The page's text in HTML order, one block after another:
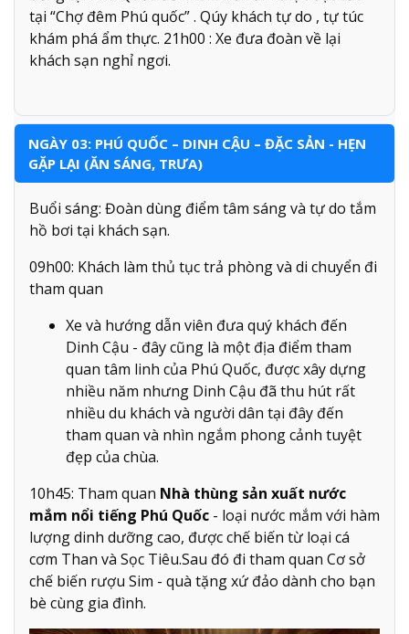
tại “Chợ đêm Phú quốc” . Qúy khách tự do , tự túc
khám phá ẩm thực. 21h00 : Xe đưa đoàn về lại
khách sạn nghỉ ngơi.
NGÀY 03: PHÚ QUỐC – DINH CẬU – ĐẶC SẢN - HẸN
GẶP LẠI (ĂN SÁNG, TRƯA)
Buổi sáng: Đoàn dùng điểm tâm sáng và tự do tắm
hồ bơi tại khách sạn.
09h00: Khách làm thủ tục trả phòng và di chuyển đi
tham quan
Xe và hướng dẫn viên đưa quý khách đến
Dinh Cậu - đây cũng là một địa điểm tham
quan tâm linh của Phú Quốc, được xây dựng
nhiều năm nhưng Dinh Cậu đã thu hút rất
nhiều du khách và người dân tại đây đến
tham quan và nhìn ngắm phong cảnh tuyệt
đẹp của chùa.
10h45: Tham quan Nhà thùng sản xuất nước
mắm nổi tiếng Phú Quốc - loại nước mắm với hàm
lượng dinh dưỡng cao, được chế biến từ loại cá
cơm Than và Sọc Tiêu.Sau đó đi tham quan Cơ sở
chế biến rượu Sim - quà tặng xứ đảo dành cho bạn
bè cùng gia đình.